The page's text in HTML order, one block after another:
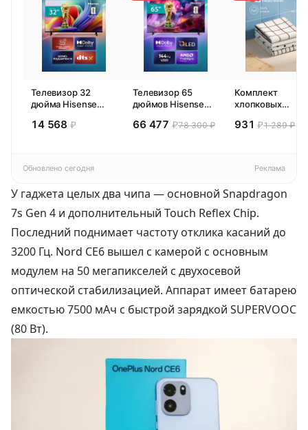
Телевизор 32
дюйма Hisense
Смарт ТВ HD
14 568 ₽
Телевизор 65
дюймов Hisense
(2026) Смарт ТВ
66 477 ₽78 300 ₽
Комплект
хлопковых
полотенец 4 шт,
931₽1 289 ₽
Обновлено сегодня Реклама
У гаджета целых два чипа — основной Snapdragon
7s Gen 4 и дополнительный Touch Reflex Chip.
Последний поднимает частоту отклика касаний до
3200 Гц. Nord CE6 вышел с камерой с основным
модулем на 50 мегапикселей с двухосевой
оптической стабилизацией. Аппарат имеет батарею
емкостью 7500 мАч с быстрой зарядкой SUPERVOOC
(80 Вт).